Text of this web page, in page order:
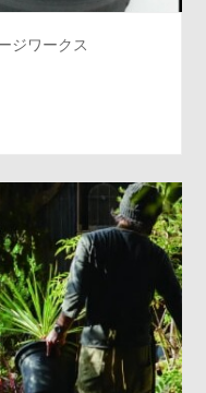
ジワークス